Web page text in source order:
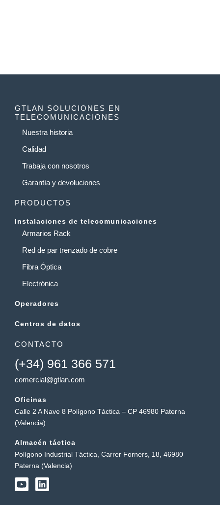
GTLAN SOLUCIONES EN
TELECOMUNICACIONES
Nuestra historia
Calidad
Trabaja con nosotros
Garantía y devoluciones
PRODUCTOS
Instalaciones de telecomunicaciones
Armarios Rack
Red de par trenzado de cobre
Fibra Óptica
Electrónica
Operadores
Centros de datos
CONTACTO
(+34) 961 366 571
comercial@gtlan.com
Oficinas
Calle 2 A Nave 8 Polígono Táctica – CP 46980 Paterna
(Valencia)
Almacén táctica
Polígono Industrial Táctica, Carrer Forners, 18, 46980
Paterna (Valencia)
Y
o
L
i